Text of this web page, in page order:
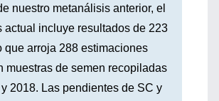
nuestro metanálisis anterior, el
actual incluye resultados de 223
que arroja 288 estimaciones
muestras de semen recopiladas
2018. Las pendientes de SC y